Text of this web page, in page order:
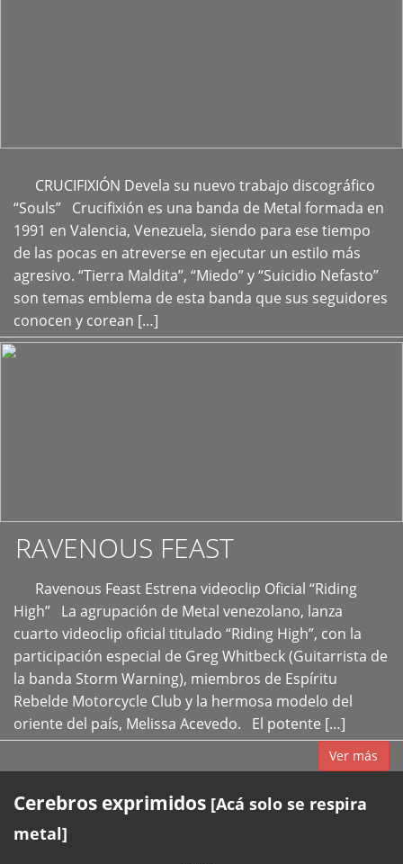
CRUCIFIXIÓN Devela su nuevo trabajo discográfico
“Souls” Crucifixión es una banda de Metal formada en
1991 en Valencia, Venezuela, siendo para ese tiempo
de las pocas en atreverse en ejecutar un estilo más
agresivo. “Tierra Maldita”, “Miedo” y “Suicidio Nefasto”
son temas emblema de esta banda que sus seguidores
conocen y corean […]
+
RAVENOUS FEAST
Ravenous Feast Estrena videoclip Oficial “Riding
High” La agrupación de Metal venezolano, lanza
cuarto videoclip oficial titulado “Riding High”, con la
participación especial de Greg Whitbeck (Guitarrista de
la banda Storm Warning), miembros de Espíritu
Rebelde Motorcycle Club y la hermosa modelo del
oriente del país, Melissa Acevedo. El potente […]
Ver más
Cerebros exprimidos [Acá solo se respira
metal]